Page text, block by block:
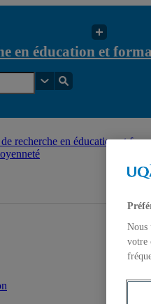
en éducation et
recherche en éducation et
en éducation et
Nous
votre